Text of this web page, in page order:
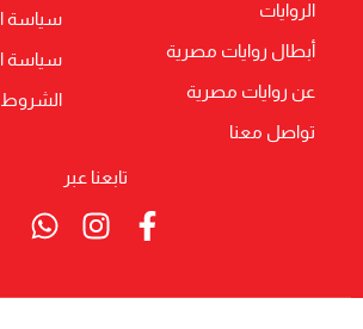
الروايات
أبطال روايات مصرية
عن روايات مصرية
تواصل معنا
سياسة
سياسة
الشروط
تابعنا عبر
Facebook-